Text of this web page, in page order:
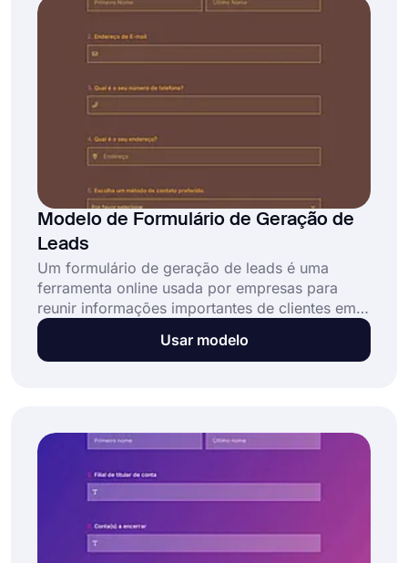
Modelo de Formulário de Geração de
Leads
Um formulário de geração de leads é uma
ferramenta online usada por empresas para
reunir informações importantes de clientes em
potencial e converter visitantes do site ou
usuários de redes sociais em vendas. Este
Usar modelo